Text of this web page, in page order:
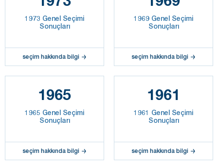
1973 Genel Seçimi
Sonuçları
seçim hakkında bilgi
1969 Genel Seçimi
Sonuçları
seçim hakkında bilgi
1965
1965 Genel Seçimi
Sonuçları
seçim hakkında bilgi
1961
1961 Genel Seçimi
Sonuçları
seçim hakkında bilgi